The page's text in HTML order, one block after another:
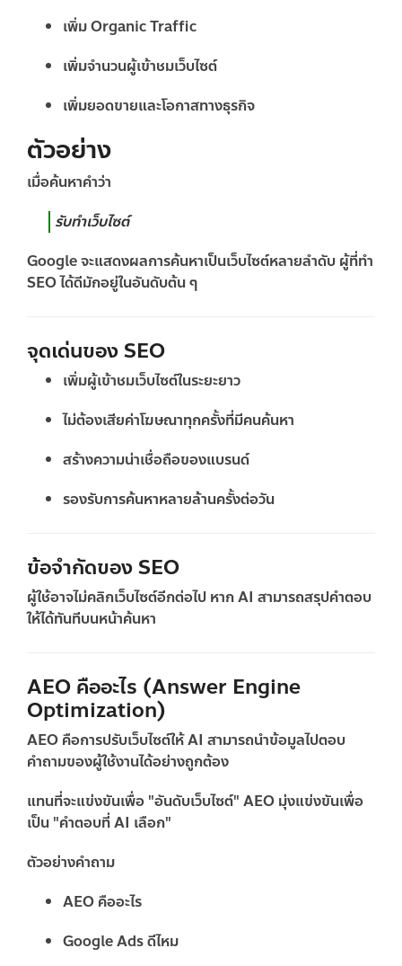
เพิ่ม Organic Traffic
เพิ่มจำนวนผู้เข้าชมเว็บไซต์
เพิ่มยอดขายและโอกาสทางธุรกิจ
ตัวอย่าง
เมื่อค้นหาคำว่า
รับทำเว็บไซต์
Google จะแสดงผลการค้นหาเป็นเว็บไซต์หลายลำดับ ผู้ที่ทำ
SEO ได้ดีมักอยู่ในอันดับต้น ๆ
จุดเด่นของ SEO
เพิ่มผู้เข้าชมเว็บไซต์ในระยะยาว
ไม่ต้องเสียค่าโฆษณาทุกครั้งที่มีคนค้นหา
สร้างความน่าเชื่อถือของแบรนด์
รองรับการค้นหาหลายล้านครั้งต่อวัน
ข้อจำกัดของ SEO
ผู้ใช้อาจไม่คลิกเว็บไซต์อีกต่อไป หาก AI สามารถสรุปคำตอบ
ให้ได้ทันทีบนหน้าค้นหา
AEO คืออะไร (Answer Engine
Optimization)
AEO คือการปรับเว็บไซต์ให้ AI สามารถนำข้อมูลไปตอบ
คำถามของผู้ใช้งานได้อย่างถูกต้อง
แทนที่จะแข่งขันเพื่อ "อันดับเว็บไซต์" AEO มุ่งแข่งขันเพื่อ
เป็น "คำตอบที่ AI เลือก"
ตัวอย่างคำถาม
AEO คืออะไร
Google Ads ดีไหม